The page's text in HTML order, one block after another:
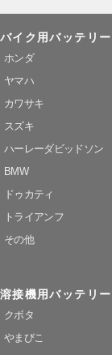
バイク用バッテリー
ホンダ
ヤマハ
カワサキ
スズキ
ハーレーダビッドソン
BMW
ドゥカティ
トライアンフ
その他
溶接機用バッテリー
クボタ
やまびこ